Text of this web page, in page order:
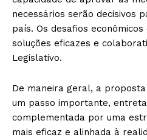
necessários serão decisivos
país. Os desafios
soluções eficazes e
Legislativo.
De maneira geral, a
um passo importante,
complementada por uma
mais eficaz e alinhada à